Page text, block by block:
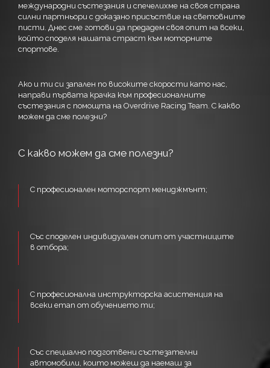
международни състезания и спечелихме на своя страна
силни партньори с доказано присъствие на световните
писти. Днес сме готови да предадем своя опит на всеки,
който споделя нашата страст към моторните
спортове.
Ако и ти си запален по високите скорости като нас,
направи първата крачка към професионалните
състезания с помощта на Overdrive Racing Team. С какво
можем да сме полезни?
С какво можем да сме полезни?
С професионален моторспорт мениджмънт;
Със споделен индивидуален опит от участниците
в отбора;
С професионална инструкторска асистенция на
всеки етап от обучението ти;
Със специално подготвени състезателни
автомобили, които можеш да наемаш за